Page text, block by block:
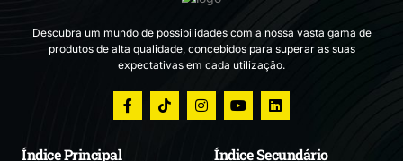
Descubra um mundo de possibilidades com a nossa vasta gama de
produtos de alta qualidade, concebidos para superar as suas
expectativas em cada utilização.
Índice Principal Índice Secundário